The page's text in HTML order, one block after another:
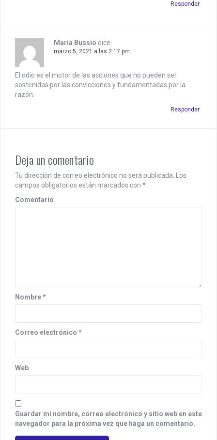
Responder
María Bussio dice:
marzo 5, 2021 a las 2:17 pm
El odio es el motor de las acciones que no pueden ser
sostenidas por las convicciones y fundamentadas por la
razón.
Responder
Deja un comentario
Tu dirección de correo electrónico no será publicada. Los
campos obligatorios están marcados con *
Comentario
Nombre*
Correo electrónico *
Web
Guardar mi nombre, correo electrónico y sitio web en este
navegador para la próxima vez que haga un comentario.